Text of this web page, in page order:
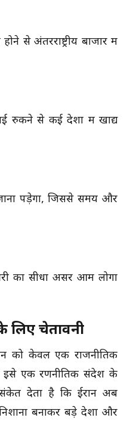
से अंतरराष्ट्रीय बाजार में
रुकने से कई देशों में खाद्य
पड़ेगा, जिससे समय और
का सीधा असर आम लोगों
लिए चेतावनी
को केवल एक राजनीतिक
इसे एक रणनीतिक संदेश के
देता है कि ईरान अब
निशाना बनाकर बड़े देशों और